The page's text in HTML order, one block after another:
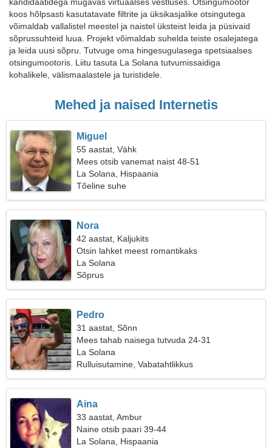
koos hõlpsasti kasutatavate filtrite ja üksikasjalike otsingutega
võimaldab vallalistel meestel ja naistel üksteist leida ja püsivaid
sõprussuhteid luua. Projekt võimaldab suhelda teiste osalejatega
ja leida uusi sõpru. Tutvuge oma hingesugulasega spetsiaalses
otsingumootoris. Liitu tasuta La Solana tutvumissaidiga
kohalikele, välismaalastele ja turistidele.
Mehed ja naised Internetis
Miguel
55 aastat, Vähk
Mees otsib vanemat naist 48-51
La Solana, Hispaania
Tõeline suhe
Nora
42 aastat, Kaljukits
Otsin lahket meest romantikaks
La Solana
Sõprus
Pedro
31 aastat, Sõnn
Mees tahab naisega tutvuda 24-31
La Solana
Rulluisutamine, Vabatahtlikkus
Aina
33 aastat, Ambur
Naine otsib paari 39-44
La Solana, Hispaania